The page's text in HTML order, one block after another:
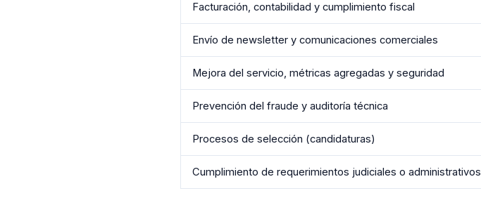
Facturación, contabilidad y cumplimiento fiscal
Envío de newsletter y comunicaciones comerciales
Mejora del servicio, métricas agregadas y seguridad
Prevención del fraude y auditoría técnica
Procesos de selección (candidaturas)
Cumplimiento de requerimientos judiciales o administrativos